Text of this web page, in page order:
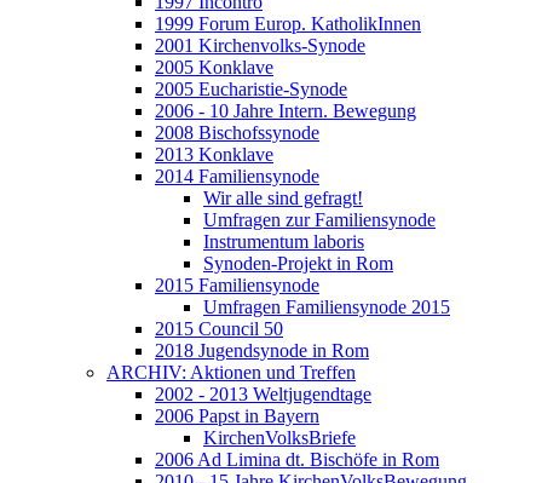
1999 Forum Europ. KatholikInnen
2001 Kirchenvolks-Synode
2005 Konklave
2005 Eucharistie-Synode
2006 - 10 Jahre Intern. Bewegung
2008 Bischofssynode
2013 Konklave
2014 Familiensynode
Wir alle sind gefragt!
Umfragen zur Familiensynode
Instrumentum laboris
Synoden-Projekt in Rom
2015 Familiensynode
Umfragen Familiensynode 2015
2015 Council 50
2018 Jugendsynode in Rom
ARCHIV: Aktionen und Treffen
2002 - 2013 Weltjugendtage
2006 Papst in Bayern
KirchenVolksBriefe
2006 Ad Limina dt. Bischöfe in Rom